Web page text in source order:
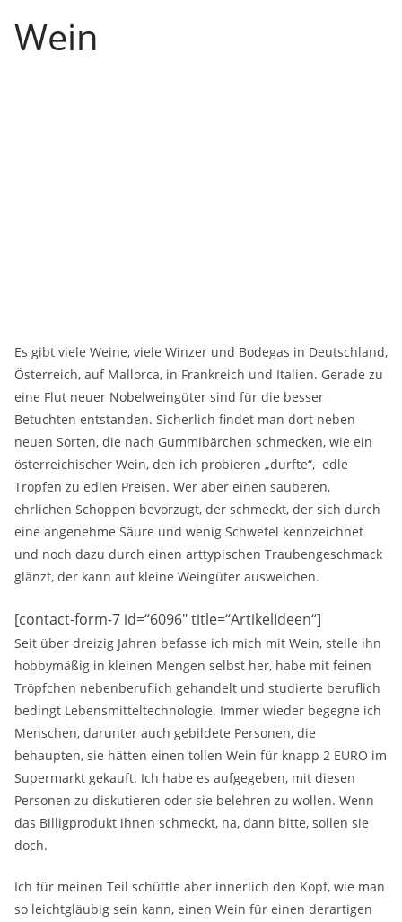
Wein
Es gibt viele Weine, viele Winzer und Bodegas in Deutschland,
Österreich, auf Mallorca, in Frankreich und Italien. Gerade zu
eine Flut neuer Nobelweingüter sind für die besser
Betuchten entstanden. Sicherlich findet man dort neben
neuen Sorten, die nach Gummibärchen schmecken, wie ein
österreichischer Wein, den ich probieren „durfte“, edle
Tropfen zu edlen Preisen. Wer aber einen sauberen,
ehrlichen Schoppen bevorzugt, der schmeckt, der sich durch
eine angenehme Säure und wenig Schwefel kennzeichnet
und noch dazu durch einen arttypischen Traubengeschmack
glänzt, der kann auf kleine Weingüter ausweichen.
[contact-form-7 id=“6096″ title=“ArtikelIdeen“]
Seit über dreizig Jahren befasse ich mich mit Wein, stelle ihn
hobbymäßig in kleinen Mengen selbst her, habe mit feinen
Tröpfchen nebenberuflich gehandelt und studierte beruflich
bedingt Lebensmitteltechnologie. Immer wieder begegne ich
Menschen, darunter auch gebildete Personen, die
behaupten, sie hätten einen tollen Wein für knapp 2 EURO im
Supermarkt gekauft. Ich habe es aufgegeben, mit diesen
Personen zu diskutieren oder sie belehren zu wollen. Wenn
das Billigprodukt ihnen schmeckt, na, dann bitte, sollen sie
doch.
Ich für meinen Teil schüttle aber innerlich den Kopf, wie man
so leichtgläubig sein kann, einen Wein für einen derartigen